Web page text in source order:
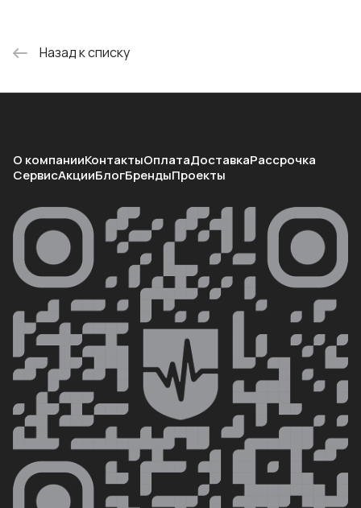
Назад к списку
О компанииКонтактыОплатаДоставкаРассрочка
СервисАкцииБлогБрендыПроекты